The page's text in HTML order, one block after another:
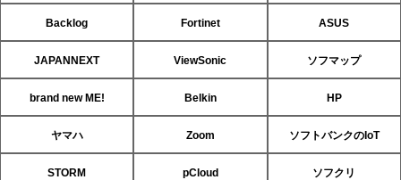
Backlog Fortinet ASUS
JAPANNEXT ViewSonic ソフマップ
brand new ME! Belkin HP
ヤマハ Zoom ソフトバンクのIoT
STORM pCloud ソフクリ